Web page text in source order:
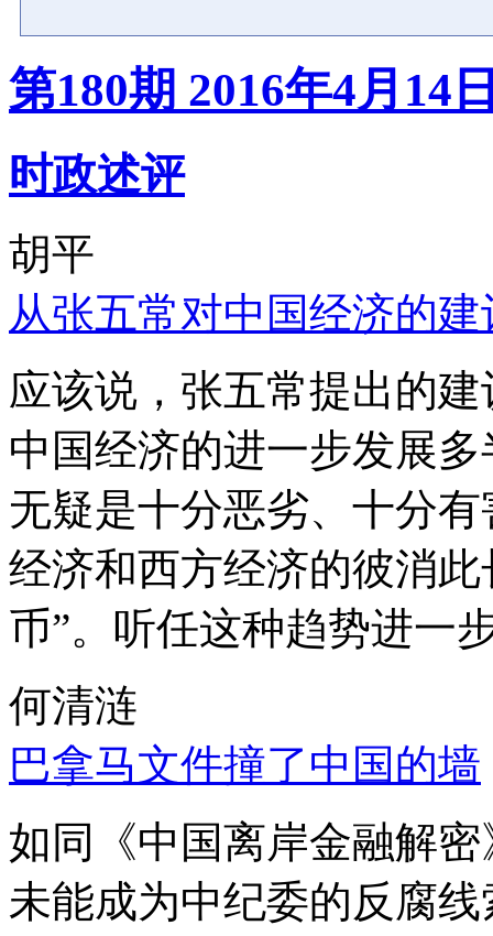
第180期 2016年4月14
时政述评
胡平
从张五常对中国经济的
应该说，张五常提出的
中国经济的进一步发展
无疑是十分恶劣、十分
经济和西方经济的彼消
币”。听任这种趋势进一
何清涟
巴拿马文件撞了中国的墙
如同《中国离岸金融解
未能成为中纪委的反腐